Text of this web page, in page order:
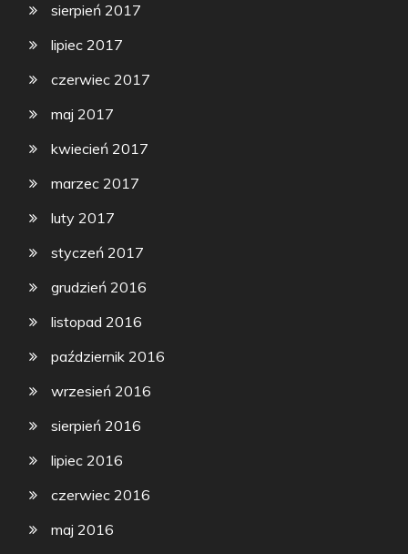
sierpień 2017
lipiec 2017
czerwiec 2017
maj 2017
kwiecień 2017
marzec 2017
luty 2017
styczeń 2017
grudzień 2016
listopad 2016
październik 2016
wrzesień 2016
sierpień 2016
lipiec 2016
czerwiec 2016
maj 2016